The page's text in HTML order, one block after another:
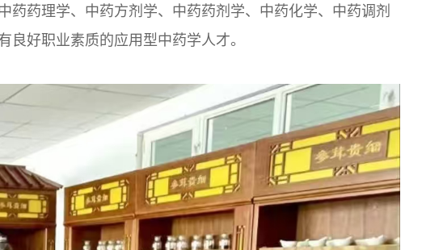
药理学、中药方剂学、中药药剂学、中药化学、中药调剂
好职业素质的应用型中药学人才。